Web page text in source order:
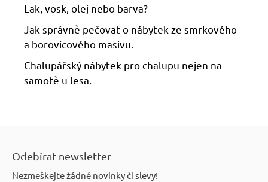
Lak, vosk, olej nebo barva?
Jak správně pečovat o nábytek ze smrkového
a borovicového masivu.
Chalupářský nábytek pro chalupu nejen na
samotě u lesa.
Odebírat newsletter
Nezmeškejte žádné novinky či slevy!